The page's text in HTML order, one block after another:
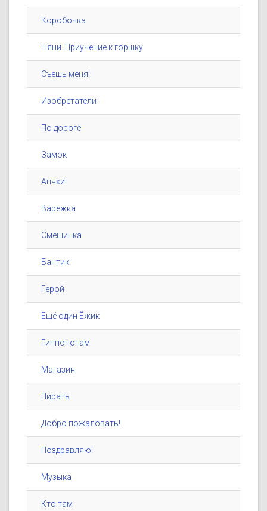
Коробочка
Няни. Приучение к горшку
Съешь меня!
Изобретатели
По дороге
Замок
Апчхи!
Варежка
Смешинка
Бантик
Герой
Ещё один Ёжик
Гиппопотам
Магазин
Пираты
Добро пожаловать!
Поздравляю!
Музыка
Кто там